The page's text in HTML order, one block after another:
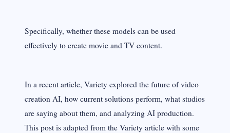
Specifically, whether these models can be used
effectively to create movie and TV content.
In a recent article, Variety explored the future of video
creation AI, how current solutions perform, what studios
are saying about them, and analyzing AI production.
This post is adapted from the Variety article with some